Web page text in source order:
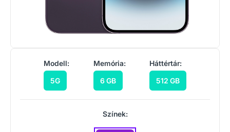
Modell:
5G
Memória:
6 GB
Háttértár:
512 GB
Színek: